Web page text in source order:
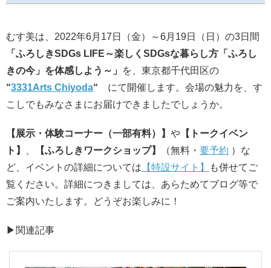
むす美は、2022年6月17日（金）～6月19日（日）の3日間
「ふろしきSDGs LIFE～楽しくSDGsな暮らし方「ふろし
きの今」を体感しよう～」
を、東京都千代田区の
“3331Arts Chiyoda“ にて開催します。会場の魅力を、す
こしでもみなさまにお届けできましたでしょうか。
【展示・体験コーナー（一部有料）】 や 【トークイベン
ト】
【ふろしきワークショップ】 （無料・ 要予約 ）な
ど、イベントの詳細については 【特設サイト】
も併せてご
覧ください。詳細につきましては、あらためてブログ等で
ご案内いたします。どうぞお楽しみに！
▶︎関連記事